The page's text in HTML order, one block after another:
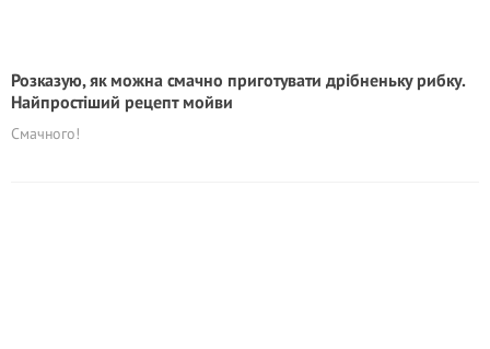
Розказую, як можна смачно приготувати дрібненьку рибку.
Найпростіший рецепт мойви
Смачного!